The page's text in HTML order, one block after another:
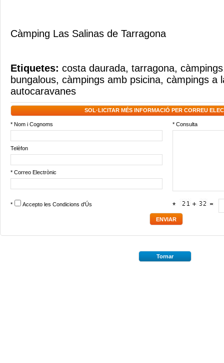
Càmping Las Salinas de Tarragona
Etiquetes: costa daurada, tarragona, càmpings
bungalous, càmpings amb psicina, càmpings a
autocaravanes
SOL·LICITAR MÉS INFORMACIÓ PER CORREU
* Nom i Cognoms * Consulta
Telèfon
* Correo Electrònic
* Accepto les Condicions d'Ús *
Tornar